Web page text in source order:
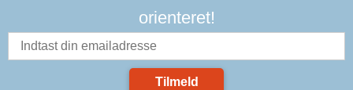
orienteret!
Tilmeld